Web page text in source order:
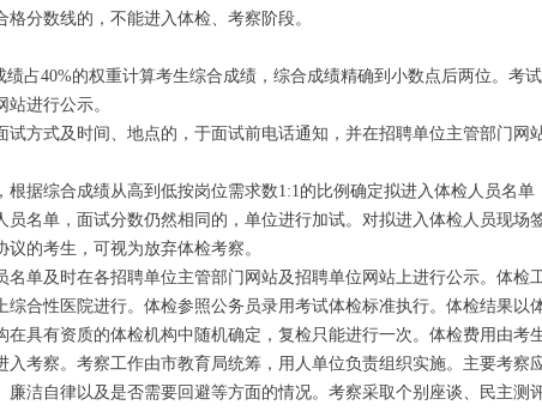
分数线的，不能进入体检、考察阶段。
40%的权重计算考生综合成绩，综合成绩精确到小数点后两位。考
进行公示。
式及时间、地点的，于面试前电话通知，并在招聘单位主管部门网站
综合成绩从高到低按岗位需求数1:1的比例确定拟进入体检人员名单
员名单，面试分数仍然相同的，单位进行加试。对拟进入体检人员现场
的考生，可视为放弃体检考察。
及时在各招聘单位主管部门网站及招聘单位网站上进行公示。体检
综合性医院进行。体检参照公务员录用考试体检标准执行。体检结果以
具有资质的体检机构中随机确定，复检只能进行一次。体检费用由考
察。考察工作由市教育局统筹，用人单位负责组织实施。主要考察
廉洁自律以及是否需要回避等方面的情况。考察采取个别座谈、民主测